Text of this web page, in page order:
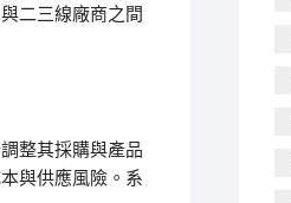
二三線廠商之間
整其採購與產品
與供應風險。系